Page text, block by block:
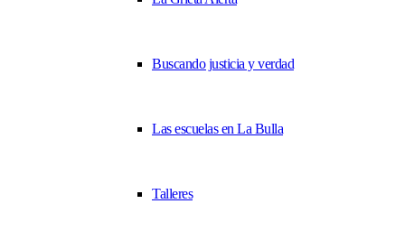
Buscando justicia y verdad
Las escuelas en La Bulla
Talleres